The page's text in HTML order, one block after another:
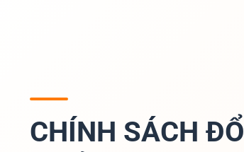
CHÍNH SÁCH